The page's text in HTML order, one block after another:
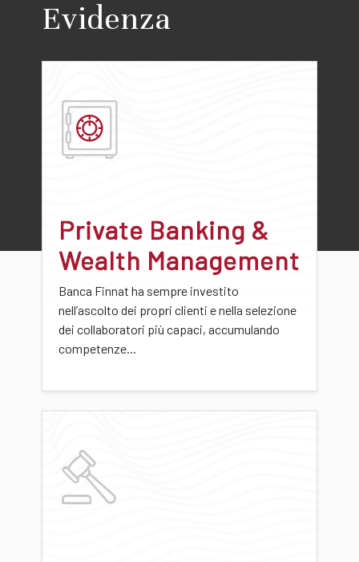
Evidenza
Private Banking &
Wealth Management
Banca Finnat ha sempre investito
nell’ascolto dei propri clienti e nella selezione
dei collaboratori più capaci, accumulando
competenze...